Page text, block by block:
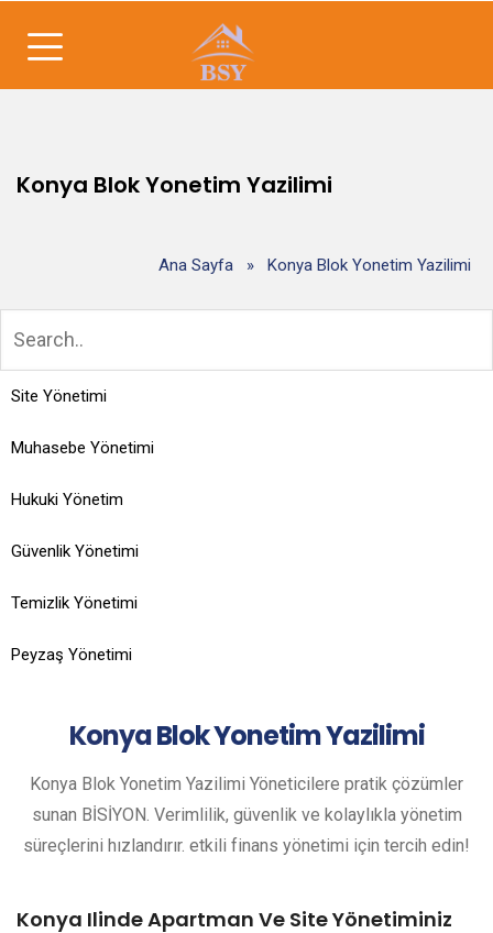
Konya Blok Yonetim Yazilimi
Ana Sayfa » Konya Blok Yonetim Yazilimi
Site Yönetimi
Muhasebe Yönetimi
Hukuki Yönetim
Güvenlik Yönetimi
Temizlik Yönetimi
Peyzaş Yönetimi
KonyaBlok Yonetim Yazilimi
Konya Blok Yonetim Yazilimi Yöneticilere pratik çözümler
sunan BİSİYON. Verimlilik, güvenlik ve kolaylıkla yönetim
süreçlerini hızlandırır. etkili finans yönetimi için tercih edin!
Konya Ilinde Apartman Ve Site Yönetiminiz